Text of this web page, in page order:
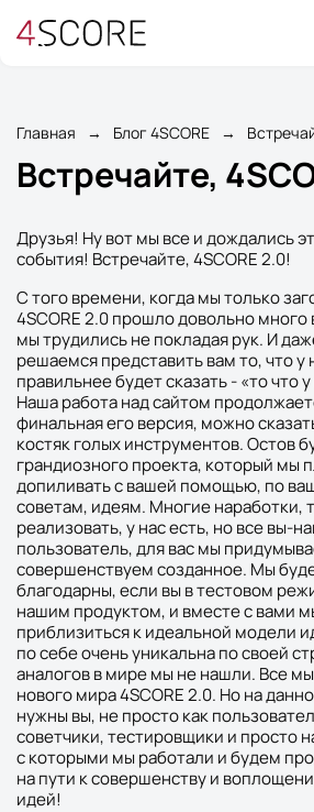
Главная → Блог 4SCORE →
Встречайте,
Друзья! Ну вот мы все и дождались
события! Встречайте, 4SCORE 2.0!
С того времени, когда мы только
4SCORE 2.0 прошло довольно
мы трудились не покладая рук. И
решаемся представить вам то, что у
правильнее будет сказать - «то что
Наша работа над сайтом
финальная его версия, можно
костяк голых инструментов. Остов
грандиозного проекта, который мы
допиливать с вашей помощью, по
советам, идеям. Многие наработки,
реализовать, у нас есть, но все вы-
пользователь, для вас мы
совершенствуем созданное. Мы
благодарны, если вы в тестовом
нашим продуктом, и вместе с вами
приблизиться к идеальной модели
по себе очень уникальна по своей
аналогов в мире мы не нашли. Все
нового мира 4SCORE 2.0. Но на
нужны вы, не просто как
советчики, тестировщики и просто
с которыми мы работали и будем
на пути к совершенству и
идей!